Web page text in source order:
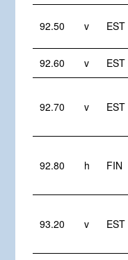
92.50 v EST
92.60 v EST
92.70 v EST
92.80 h FIN
93.20 v EST